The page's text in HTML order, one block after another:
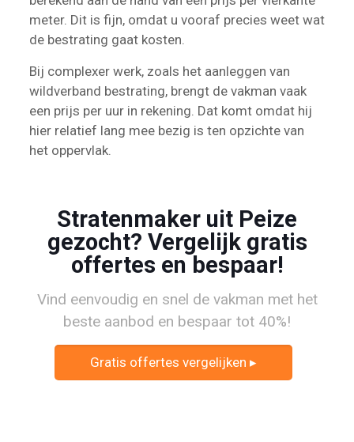
meter. Dit is fijn, omdat u vooraf precies weet wat
de bestrating gaat kosten.
Bij complexer werk, zoals het aanleggen van
wildverband bestrating, brengt de vakman vaak
een prijs per uur in rekening. Dat komt omdat hij
hier relatief lang mee bezig is ten opzichte van
het oppervlak.
Stratenmaker uit Peize
gezocht? Vergelijk gratis
offertes en bespaar!
Vind eenvoudig en snel de vakman met het
beste aanbod en bespaar tot 40%!
Gratis offertes vergelijken ▸